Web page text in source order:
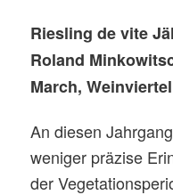
Riesling de vite
Roland
March, Weinviertel
An diesen
weniger präzise
der